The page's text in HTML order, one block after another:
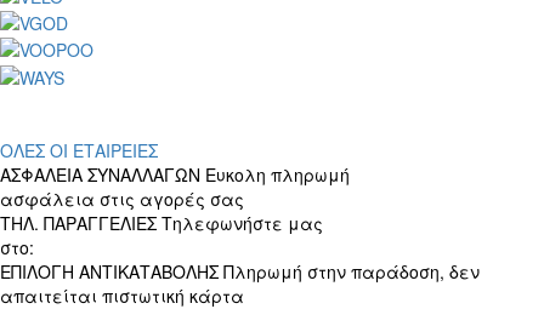
ΟΛΕΣ ΟΙ ΕΤΑΙΡΕΙΕΣ
ΑΣΦΑΛΕΙΑ ΣΥΝΑΛΛΑΓΩΝ Ευκολη πληρωμή
ασφάλεια στις αγορές σας
ΤΗΛ. ΠΑΡΑΓΓΕΛΙΕΣ Τηλεφωνήστε μας
στο:
ΕΠΙΛΟΓΗ ΑΝΤΙΚΑΤΑΒΟΛΗΣ Πληρωμή στην παράδοση, δεν
απαιτείται πιστωτική κάρτα